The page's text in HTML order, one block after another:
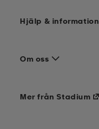
Hjälp & information
Om oss
Mer från Stadium